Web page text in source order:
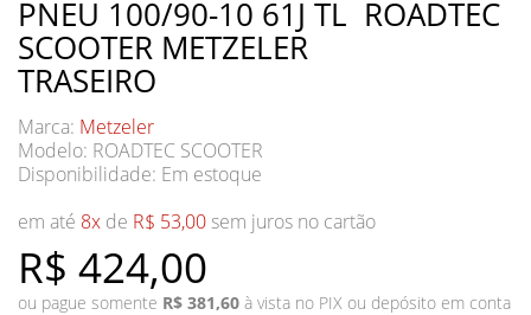
PNEU 100/90-10 61J TL ROADTEC
SCOOTER METZELER
TRASEIRO
Marca: Metzeler
Modelo: ROADTEC SCOOTER
Disponibilidade: Em estoque
R$ 424,00
em até 8x de R$ 53,00 sem juros no cartão
ou pague somente R$ 381,60 à vista no PIX ou depósito em conta